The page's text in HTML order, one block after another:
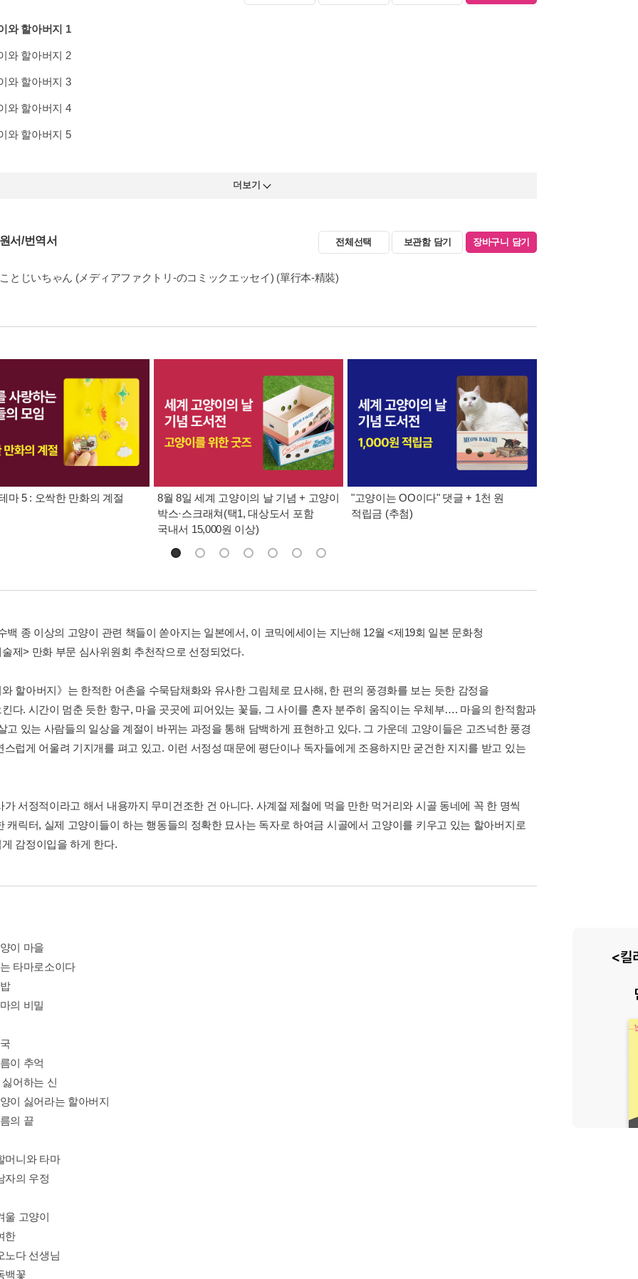
와 할아버지 1
와 할아버지 2
와 할아버지 3
와 할아버지 4
와 할아버지 5
더보기
서/번역서 전체선택 보관함 담기 장바구니 담기
とじいちゃん (メディアファクトリ-のコミックエッセイ) (單行本-精裝)
마 5 : 오싹한 만화의 계절
8월 8일 세계 고양이의 날 기념 + 고양이
박스·스크래쳐(택1, 대상도서 포함
국내서 15,000원 이상)
"고양이는 OO이다" 댓글 + 1천 원
적립금 (추첨)
백 종 이상의 고양이 관련 책들이 쏟아지는 일본에서, 이 코믹에세이는 지난해 12월 <제19회 일본 문화청
제> 만화 부문 심사위원회 추천작으로 선정되었다.
할아버지》는 한적한 어촌을 수묵담채화와 유사한 그림체로 묘사해, 한 편의 풍경화를 보는 듯한 감정을
다. 시간이 멈춘 듯한 항구, 마을 곳곳에 피어있는 꽃들, 그 사이를 혼자 분주히 움직이는 우체부…. 마을의 한적함과
고 있는 사람들의 일상을 계절이 바뀌는 과정을 통해 담백하게 표현하고 있다. 그 가운데 고양이들은 고즈넉한 풍경
스럽게 어울려 기지개를 펴고 있고. 이런 서정성 때문에 평단이나 독자들에게 조용하지만 굳건한 지지를 받고 있는
가 서정적이라고 해서 내용까지 무미건조한 건 아니다. 사계절 제철에 먹을 만한 먹거리와 시골 동네에 꼭 한 명씩
캐릭터, 실제 고양이들이 하는 행동들의 정확한 묘사는 독자로 하여금 시골에서 고양이를 키우고 있는 할아버지로
감정이입을 하게 한다.
이 마을
타마로소이다
의 비밀
이 추억
어하는 신
이 싫어라는 할아버지
의 끝
머니와 타마
자의 우정
울 고양이
한
노다 선생님
백꽃